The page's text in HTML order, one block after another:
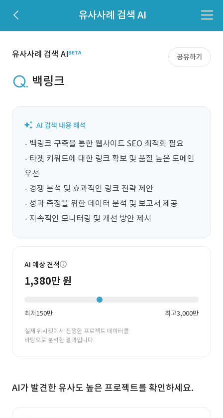
유사사례 검색 AI
유사사례 검색 AI 공유하기
백링크
- 백링크 구축을 통한 웹사이트 SEO 최적화 필요
- 타겟 키워드에 대한 링크 확보 및 품질 높은 도메인
우선
- 경쟁 분석 및 효과적인 링크 전략 제안
- 성과 측정을 위한 데이터 분석 및 보고서 제공
- 지속적인 모니터링 및 개선 방안 제시
AI 예상 견적
1,380만 원
최저150만 최고3,000만
실제 위시켓에서 진행한 프로젝트 데이터를
바탕으로 분석한 결과입니다.
AI가 발견한 유사도 높은 프로젝트를 확인하세요.